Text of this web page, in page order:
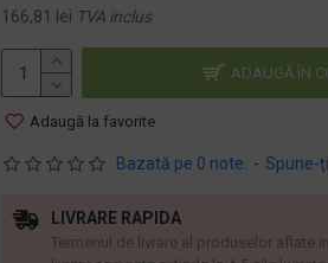
Bazată pe 0 note. - Spune-
166,81 lei TVA inclus
ADAUGĂ ÎN
Adaugă la favorite
LIVRARE RAPIDA
Termenul de livrare al produselor aflate